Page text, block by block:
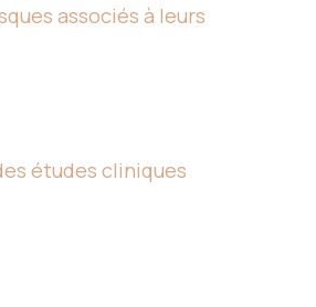
associés à leurs
études cliniques